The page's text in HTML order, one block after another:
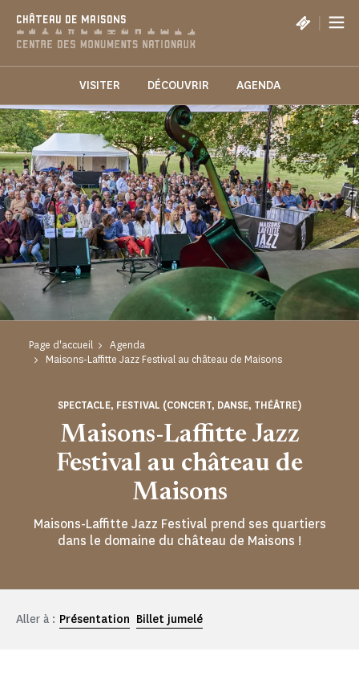
CHÂTEAU DE MAISONS |
VISITER DÉCOUVRIR AGENDA
Page d'accueil
Agenda
Maisons-Laffitte Jazz Festival au château de Maisons
Maisons-Laffitte Jazz
Festival au château de
Maisons
SPECTACLE, FESTIVAL (CONCERT, DANSE, THÉÂTRE)
Maisons-Laffitte Jazz Festival prend ses quartiers
dans le domaine du château de Maisons !
Aller à : Présentation Billet jumelé